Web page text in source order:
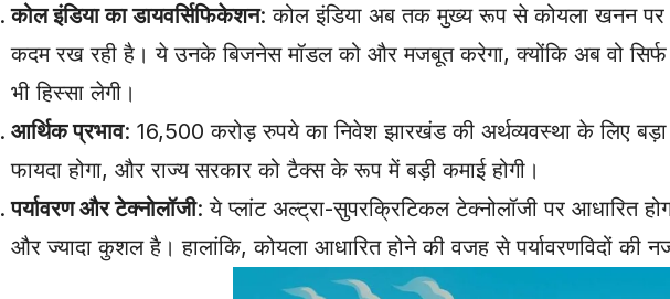
कोल इंडिया का डायवर्सिफिकेशन: कोल इंडिया अब तक मुख्य रूप से कोयला खनन पर
कदम रख रही है। ये उनके बिजनेस मॉडल को और मजबूत करेगा, क्योंकि अब वो सिर्फ
भी हिस्सा लेगी।
आर्थिक प्रभाव: 16,500 करोड़ रुपये का निवेश झारखंड की अर्थव्यवस्था के लिए
फायदा होगा, और राज्य सरकार को टैक्स के रूप में बड़ी कमाई होगी।
पर्यावरण और टेक्नोलॉजी: ये प्लांट अल्ट्रा-सुपरक्रिटिकल टेक्नोलॉजी पर आधारित
और ज्यादा कुशल है। हालांकि, कोयला आधारित होने की वजह से पर्यावरणविदों की